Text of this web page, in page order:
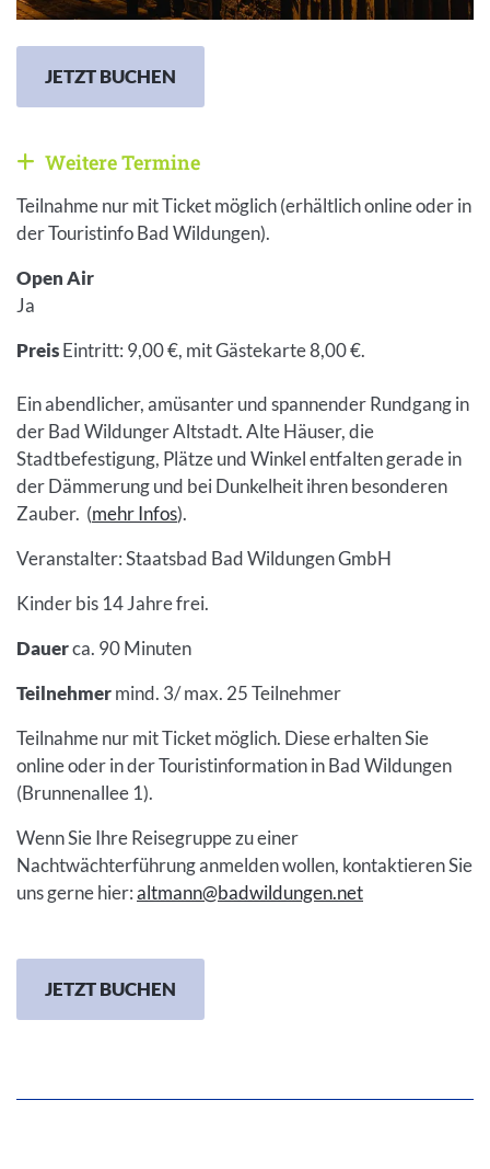
JETZT BUCHEN
Weitere Veranstaltungen anzeigen
Weitere Termine
Teilnahme nur mit Ticket möglich (erhältlich online oder in
der Touristinfo Bad Wildungen).
Open Air
Ja
PreisEintritt: 9,00 €, mit Gästekarte 8,00 €.
Ein abendlicher, amüsanter und spannender Rundgang in
der Bad Wildunger Altstadt. Alte Häuser, die
Stadtbefestigung, Plätze und Winkel entfalten gerade in
der Dämmerung und bei Dunkelheit ihren besonderen
Zauber. (mehr Infos).
Veranstalter: Staatsbad Bad Wildungen GmbH
Kinder bis 14 Jahre frei.
Dauerca. 90 Minuten
Teilnehmermind. 3/ max. 25 Teilnehmer
Teilnahme nur mit Ticket möglich. Diese erhalten Sie
online oder in der Touristinformation in Bad Wildungen
(Brunnenallee 1).
Wenn Sie Ihre Reisegruppe zu einer
Nachtwächterführung anmelden wollen, kontaktieren Sie
uns gerne hier:altmann@badwildungen.net
JETZT BUCHEN